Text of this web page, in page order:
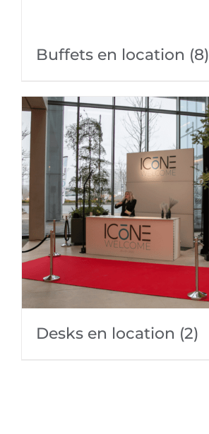
Buffets en location (8)
Desks en location (2)